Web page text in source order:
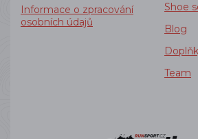
Informace o zpracování
osobních údajů
Shoe
Blog
Team